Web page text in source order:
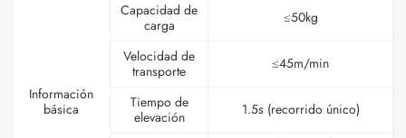
Información
básica
Capacidad de
carga
≤50kg
Velocidad de
transporte
≤45m/min
Tiempo de
elevación
1.5s (recorrido único)